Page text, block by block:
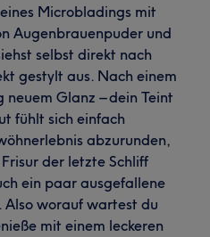
Microbladings mit
Augenbrauenpuder und
selbst direkt nach
gestylt aus. Nach einem
Glanz – dein Teint
fühlt sich einfach
abzurunden,
der letzte Schliff
ein paar ausgefallene
Also worauf wartest du
mit einem leckeren